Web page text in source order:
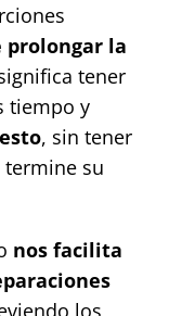
la
tener
tiempo y
, sin tener
termine su
nos facilita